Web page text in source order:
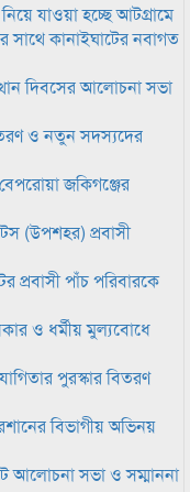
যাওয়া হচ্ছে আটগ্রামে
কানাইঘাটের নবাগত
দিবসের আলোচনা সভা
ও নতুন সদস্যদের
জকিগঞ্জের
(উপশহর) প্রবাসী
প্রবাসী পাঁচ পরিবারকে
ও ধর্মীয় মুল্যবোধে
পুরস্কার বিতরণ
বিভাগীয় অভিনয়
আলোচনা সভা ও সম্মাননা